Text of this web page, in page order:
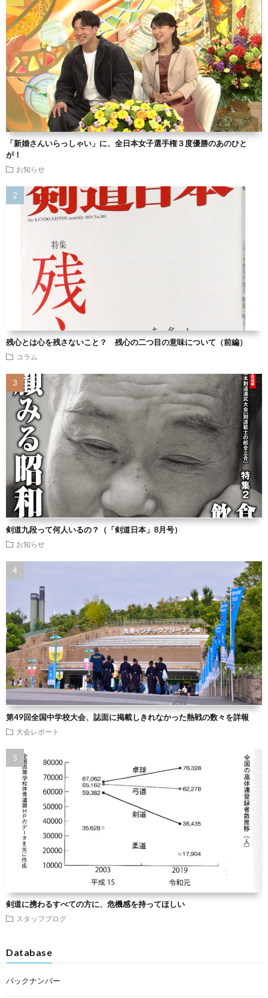
「新婚さんいらっしゃい」に、全日本女子選手権３度優勝のあのひと
が！
お知らせ
残心とは心を残さないこと？ 残心の二つ目の意味について（前編）
コラム
剣道九段って何人いるの？（「剣道日本」8月号）
お知らせ
第49回全国中学校大会、誌面に掲載しきれなかった熱戦の数々を詳報
大会レポート
剣道に携わるすべての方に、危機感を持ってほしい
スタッフブログ
Database
バックナンバー